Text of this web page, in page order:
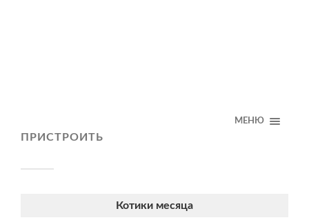
МЕНЮ
ПРИСТРОИТЬ
Котики месяца